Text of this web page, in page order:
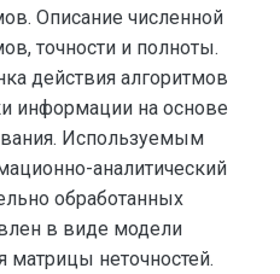
Описание численной
точности и полноты.
действия алгоритмов
информации на основе
Используемым
аналитический
обработанных
в виде модели
матрицы неточностей.